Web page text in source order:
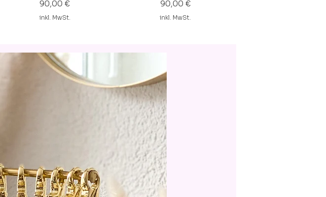
Preis
90,00 €
inkl. MwSt.
Preis
90,00 €
inkl. MwSt.